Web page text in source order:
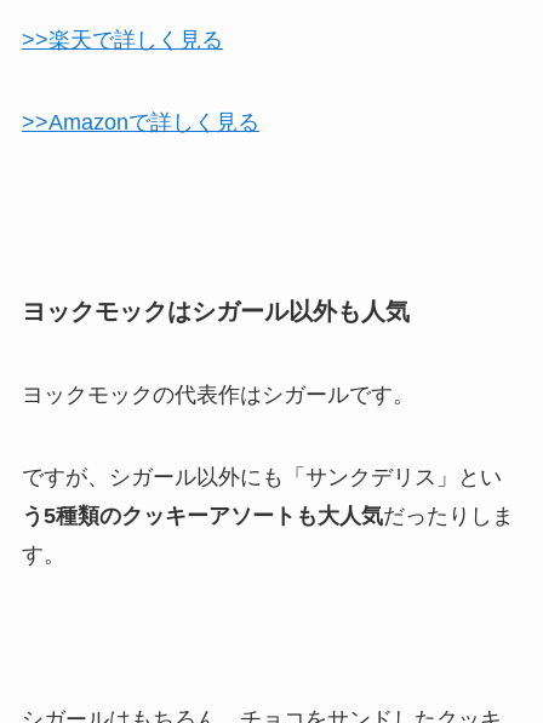
>>楽天で詳しく見る
>>Amazonで詳しく見る
ヨックモックはシガール以外も人気
ヨックモックの代表作はシガールです。
ですが、シガール以外にも「サンクデリス」とい
う5種類のクッキーアソートも大人気だったりしま
す。